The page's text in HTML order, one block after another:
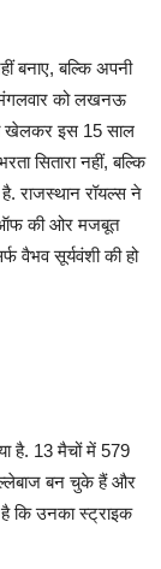
बनाए, बल्कि अपनी
मंगलवार को लखनऊ
खेलकर इस 15 साल
सितारा नहीं, बल्कि
राजस्थान रॉयल्स ने
की ओर मजबूत
वैभव सूर्यवंशी की हो
है. 13 मैचों में 579
बन चुके हैं और
कि उनका स्ट्राइक